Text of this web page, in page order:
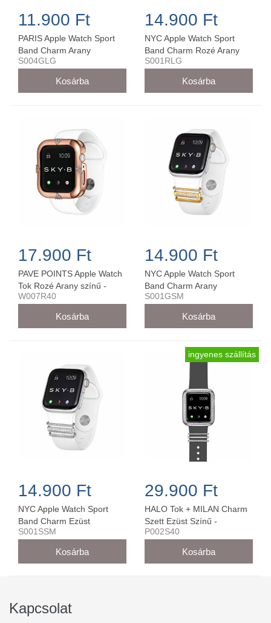
11.900 Ft
PARIS Apple Watch Sport
Band Charm Arany
42MM/44MM - S004GLG
S004GLG
14.900 Ft
NYC Apple Watch Sport
Band Charm Rozé Arany
42MM/44MM - S001RLG
S001RLG
17.900 Ft
PAVE POINTS Apple Watch
Tok Rozé Arany színű -
W007R40
W007R40
14.900 Ft
NYC Apple Watch Sport
Band Charm Arany
38MM/40MM - S001GSM
S001GSM
14.900 Ft
NYC Apple Watch Sport
Band Charm Ezüst
38MM/40MM - S001SSM
S001SSM
ingyenes szállítás
29.900 Ft
HALO Tok + MILAN Charm
Szett Ezüst Színű -
P002S40 (40 mm-es órára)
P002S40
Kapcsolat